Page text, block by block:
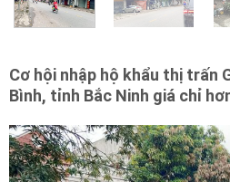
Cơ hội nhập hộ khẩu thị trấn
Bình, tỉnh Bắc Ninh giá chỉ